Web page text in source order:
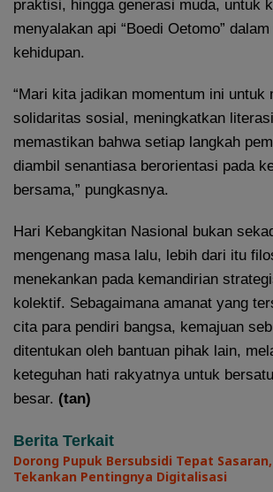
praktisi, hingga generasi muda, untuk
menyalakan api “Boedi Oetomo”
kehidupan.
“Mari kita jadikan momentum ini untuk
solidaritas sosial, meningkatkan
memastikan bahwa setiap langkah
diambil senantiasa berorientasi pada
bersama,” pungkasnya.
Hari Kebangkitan Nasional bukan
mengenang masa lalu, lebih dari itu
menekankan pada kemandirian
kolektif. Sebagaimana amanat yang
cita para pendiri bangsa, kemajuan
ditentukan oleh bantuan pihak lain,
keteguhan hati rakyatnya untuk
besar. (tan)
Berita Terkait
Dorong Pupuk Bersubsidi Tepat
Tekankan Pentingnya Digitalisasi